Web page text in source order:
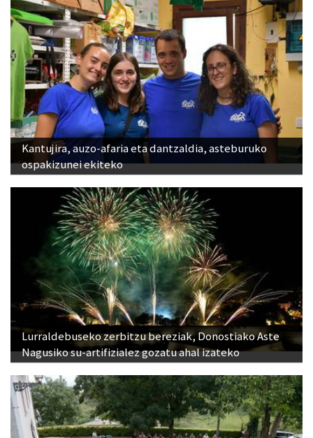
Kantujira, auzo-afaria eta dantzaldia, asteburuko
ospakizunei ekiteko
Lurraldebuseko zerbitzu bereziak, Donostiako Aste
Nagusiko su-artifizialez gozatu ahal izateko